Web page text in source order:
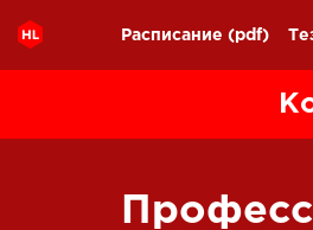
Расписание (pdf)